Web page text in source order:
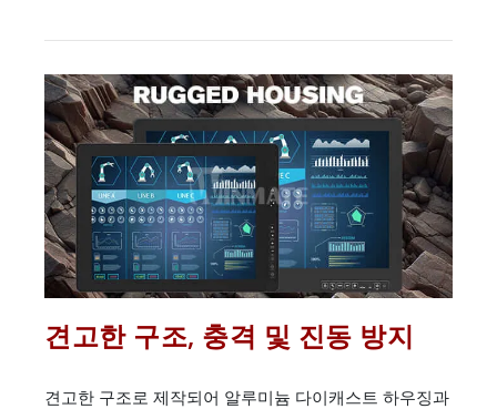
견고한 구조, 충격 및 진동 방지
견고한 구조로 제작되어 알루미늄 다이캐스트 하우징과